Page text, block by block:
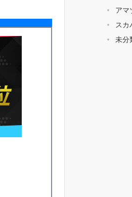
アマ
スカ
未分